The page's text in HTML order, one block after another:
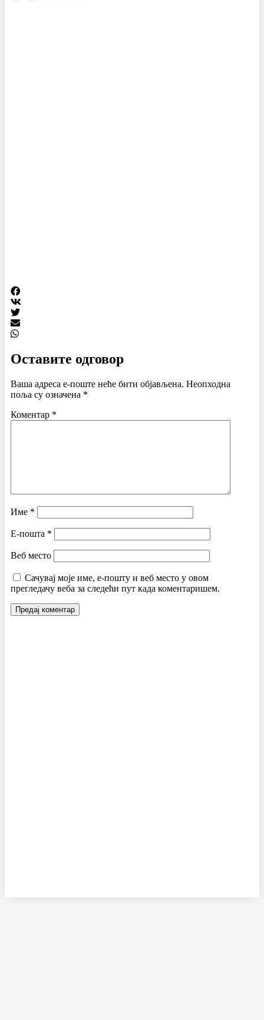
Оставите одговор
Ваша адреса е-поште неће бити објављена. Неопходна
поља су означена *
Коментар *
Име *
Е-пошта *
Веб место
Сачувај моје име, е-пошту и веб место у овом
прегледачу веба за следећи пут када коментаришем.